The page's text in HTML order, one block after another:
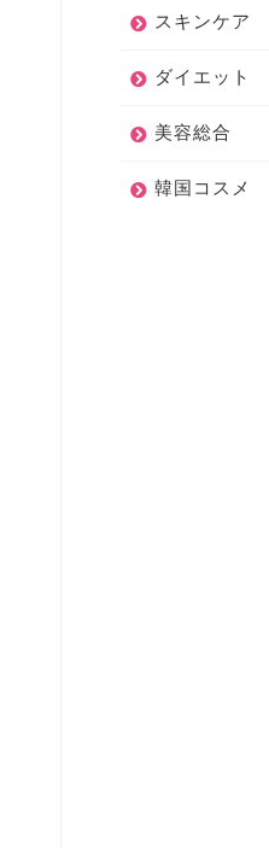
スキンケア
ダイエット
美容総合
韓国コスメ